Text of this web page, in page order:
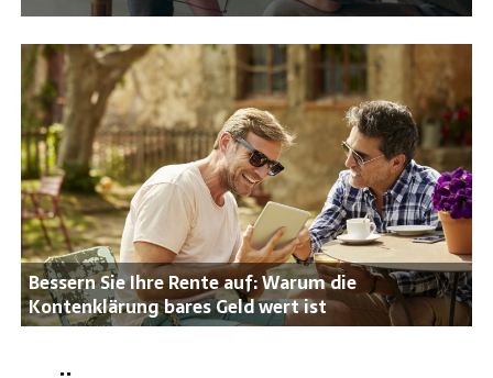
Bessern Sie Ihre Rente auf: Warum die
Kontenklärung bares Geld wert ist